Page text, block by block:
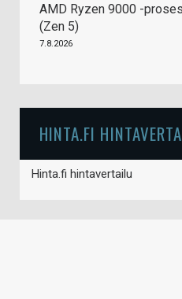
AMD Ryzen 9000 -
(Zen 5)
7.8.2026
HINTA.FI
Hinta.fi hintavertailu